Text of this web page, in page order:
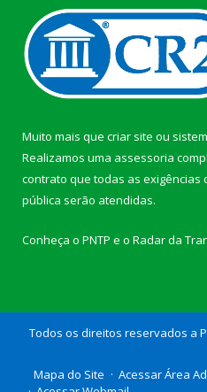
Muito mais que criar site ou
Realizamos uma assessoria
contrato que todas as exigências
pública serão atendidas.
Conheça o PNTP e o Radar da
Todos os direitos reservados a
Mapa do Site
Acessar Área